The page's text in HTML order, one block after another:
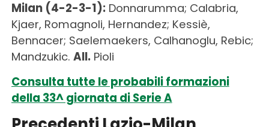
Milan (4-2-3-1):Donnarumma; Calabria,
Kjaer, Romagnoli, Hernandez; Kessiè,
Bennacer; Saelemaekers, Calhanoglu, Rebic;
Mandzukic. All. Pioli
Consulta tutte le probabili formazioni
della 33^ giornata di Serie A